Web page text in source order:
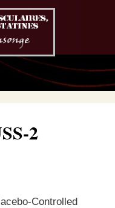
2
Controlled